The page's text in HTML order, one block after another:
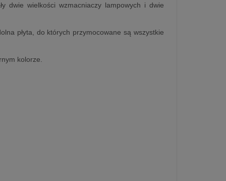
dwie wielkości wzmacniaczy lampowych i dwie
płyta, do których przymocowane są wszystkie
kolorze.